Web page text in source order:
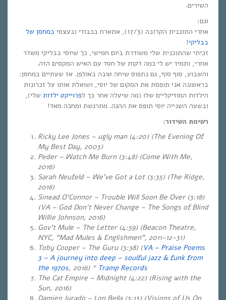
השירים.
וגם:
אחרי התוכנית הקרובה (17/3), אתארח בכבודי ובעצמי
במחסן של
בבליקי!
זכיתי שהתוכנית שלי משודרת ביום חמישי, כך שיוסי בבליקי משדר
אחרי, ותמיד יש לי כמה דקות של חסד עם האיש המקסים הזה.
והשבוע, סוף סוף, גם נתפוס שיחה טובה באולפן. אז שעתיים במחסן:
בראשונה אני תופסת את המקום של יוסי, ושואלת אותו על זכרונות
הילדות המוזיקליים שלו (מה שיעלה אחר כך לפרוייקט ילדות שלי),
ובשעה השנייה יוסי תופס את ההגה. מתרגשת ומחכה מאד!
רשימת השידור:
Ricky Lee Jones – ugly man (4:20) (The Evening Of
My Best Day, 2003)
Peder – Watch Me Burn (3:48) (Come With Me,
2016)
Sarah Neufeld – We’ve Got a Lot (3:35) (The Ridge,
2016)
Sinead O’Connor – Trouble Will Soon Be Over (3:18)
(VA – God Don’t Never Change – The Songs of Blind
Willie Johnson, 2016)
Gov’t Mule – The Letter (4:59) (Beacon Theatre,
NYC, “Mad Mules & Englishmen”, 2011-12-31)
Toby Cooper – The Guru (3:38) (VA – Praise Poems
3 – A journey into deep – soulful jazz & funk from
the 1970s, 2016) * Tramp Records
The Cat Empire – Midnight (4:22) (Rising with the
Sun, 2016)